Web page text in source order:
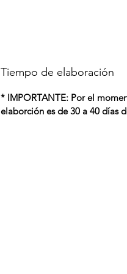
Tiempo de elaboración
* IMPORTANTE: Por el
elaborción es de 30 a 40 días